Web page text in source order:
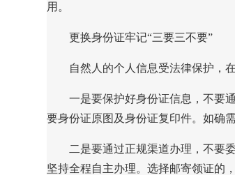
用。
更换身份证牢记“三要三不要”
自然人的个人信息受法律保护，
一是要保护好身份证信息，不要
要身份证原图及身份证复印件。如确
二是要通过正规渠道办理，不要
坚持全程自主办理。选择邮寄领证的